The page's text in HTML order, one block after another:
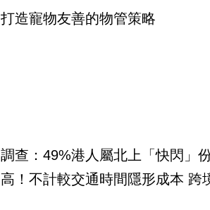
打造寵物友善的物管策略
調查：49%港人屬北上「快閃」
高！不計較交通時間隱形成本 跨